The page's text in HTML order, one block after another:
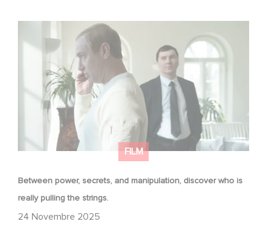
FILM
Between power, secrets, and manipulation, discover who is
really pulling the strings.
24 Novembre 2025
Between power, secrets, and manipulation, discover
who is really pulling the strings.